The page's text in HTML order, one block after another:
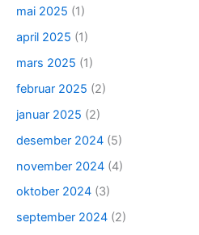
mai 2025 (1)
april 2025 (1)
mars 2025 (1)
februar 2025 (2)
januar 2025 (2)
desember 2024 (5)
november 2024 (4)
oktober 2024 (3)
september 2024 (2)